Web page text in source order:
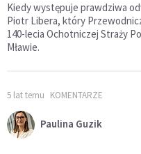
Kiedy występuje prawdziwa
Piotr Libera, który
140-lecia Ochotniczej Straży
Mławie.
5 lat temu KOMENTARZE
Paulina Guzik